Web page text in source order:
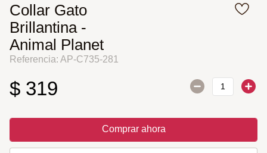
Collar Gato
Brillantina -
Animal Planet
Referencia:AP-C735-281
$ 319
Comprar ahora